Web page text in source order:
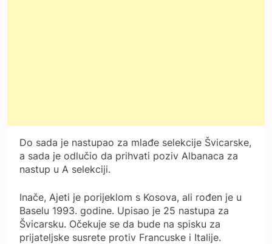
Do sada je nastupao za mlađe selekcije Švicarske,
a sada je odlučio da prihvati poziv Albanaca za
nastup u A selekciji.
Inače, Ajeti je porijeklom s Kosova, ali rođen je u
Baselu 1993. godine. Upisao je 25 nastupa za
Švicarsku. Očekuje se da bude na spisku za
prijateljske susrete protiv Francuske i Italije.